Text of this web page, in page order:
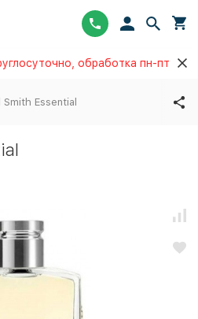
обработка пн-пт
Smith Essential